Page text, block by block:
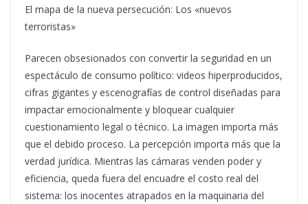
El mapa de la nueva persecución: Los «nuevos
terroristas»
Parecen obsesionados con convertir la seguridad en un
espectáculo de consumo político: videos hiperproducidos,
cifras gigantes y escenografías de control diseñadas para
impactar emocionalmente y bloquear cualquier
cuestionamiento legal o técnico. La imagen importa más
que el debido proceso. La percepción importa más que la
verdad jurídica. Mientras las cámaras venden poder y
eficiencia, queda fuera del encuadre el costo real del
sistema: los inocentes atrapados en la maquinaria del